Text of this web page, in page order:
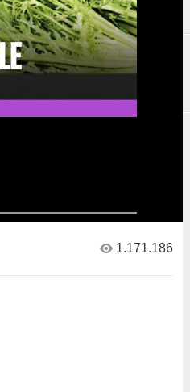
1.171.186